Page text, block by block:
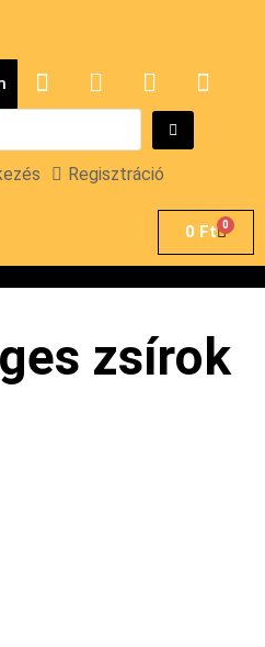
Regisztráció
0 Ft 0
zsírok